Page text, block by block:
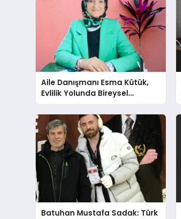
Aile Danışmanı Esma Kütük,
Evlilik Yolunda Bireysel
Farkındalığın ve Sınırların
Gücünü Anlatıyor
Batuhan Mustafa Sadak: Türk